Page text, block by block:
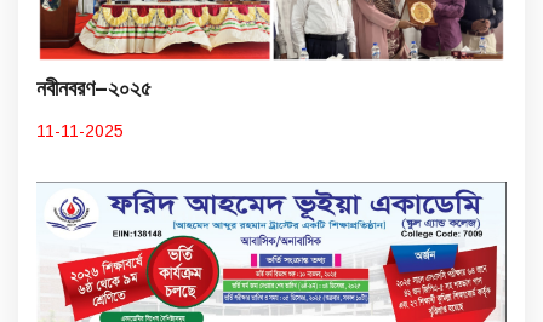
নবীনবরণ–২০২৫
11-11-2025